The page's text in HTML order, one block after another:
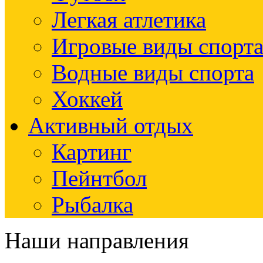
Легкая атлетика
Игровые виды спорта
Водные виды спорта
Хоккей
Активный отдых
Картинг
Пейнтбол
Рыбалка
Наши направления